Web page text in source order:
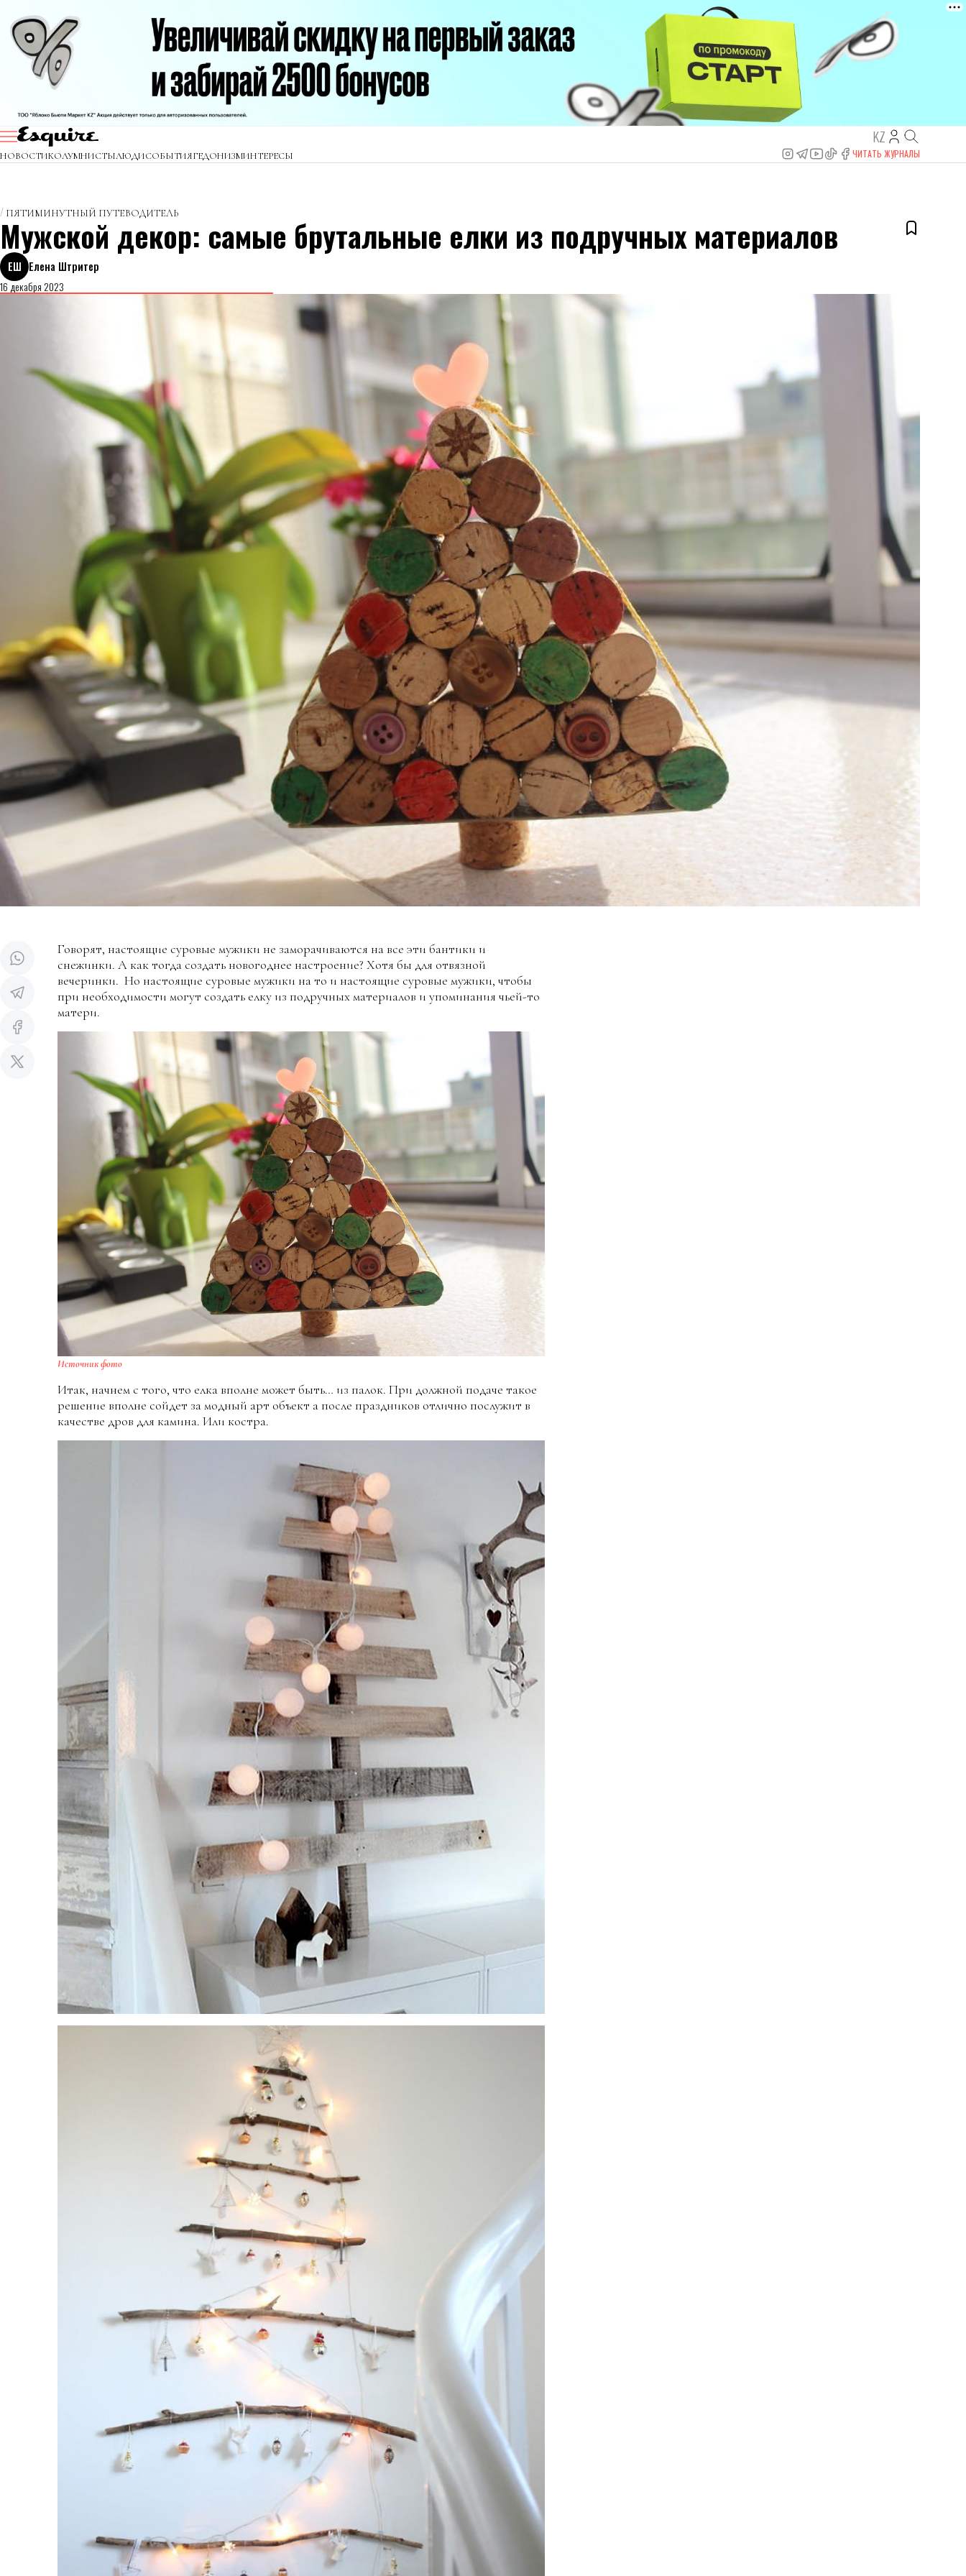
KZ
НОВОСТИКОЛУМНИСТЫЛЮДИСОБЫТИЯГЕДОНИЗМИНТЕРЕСЫ ЧИТАТЬ ЖУРНАЛЫ
ПЯТИМИНУТНЫЙ ПУТЕВОДИТЕЛЬ
Мужской декор: самые брутальные елки из подручных материалов
ЕШ Елена Штритер
16 декабря 2023
Говорят, настоящие суровые мужики не заморачиваются на все эти бантики и
снежинки. А как тогда создать новогоднее настроение? Хотя бы для отвязной
вечеринки. Но настоящие суровые мужики на то и настоящие суровые мужики, чтобы
при необходимости могут создать елку из подручных материалов и упоминания чьей-то
матери.
Источник фото
Итак, начнем с того, что елка вполне может быть… из палок. При должной подаче такое
решение вполне сойдет за модный арт объект а после праздников отлично послужит в
качестве дров для камина. Или костра.